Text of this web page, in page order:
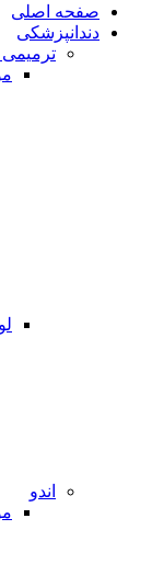
صفحه اصلی
دندانپزشکی
ترمیمی
اندو